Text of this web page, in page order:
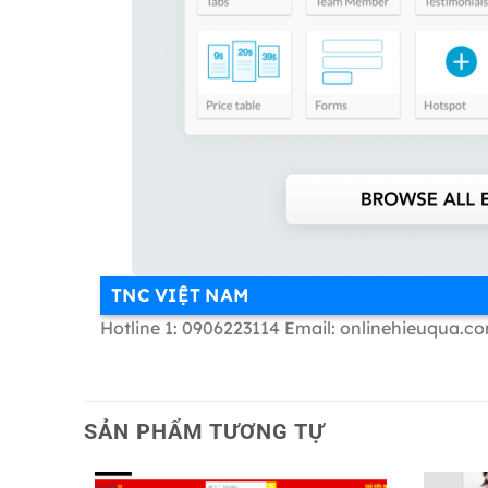
TNC VIỆT NAM
Hotline 1: 0906223114 Email:
SẢN PHẨM TƯƠNG TỰ